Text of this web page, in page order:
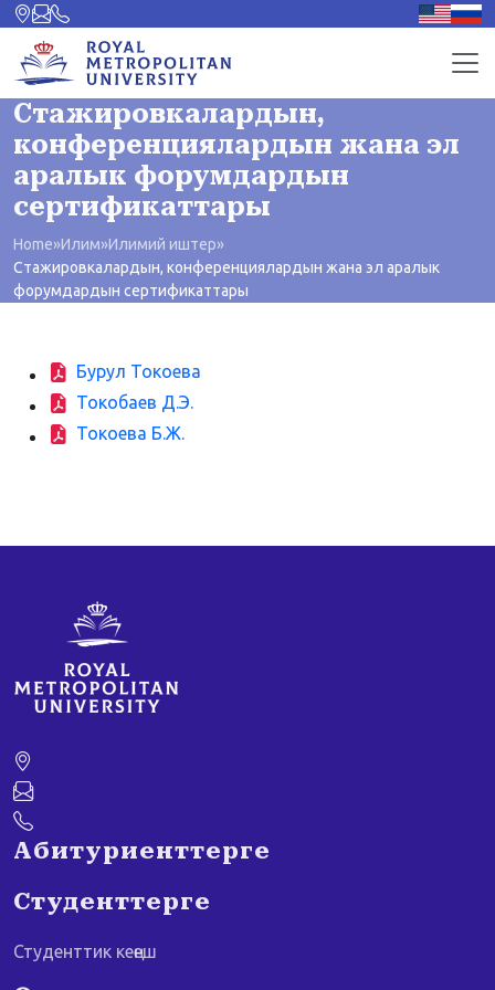
Стажировкалардын,
конференциялардын жана эл
аралык форумдардын
сертификаттары
Home»Илим»Илимий иштер»
Стажировкалардын, конференциялардын жана эл аралык
форумдардын сертификаттары
Бурул Токоева
Токобаев Д.Э.
Токоева Б.Ж.
Абитуриенттерге
Студенттерге
Студенттик кеңеш